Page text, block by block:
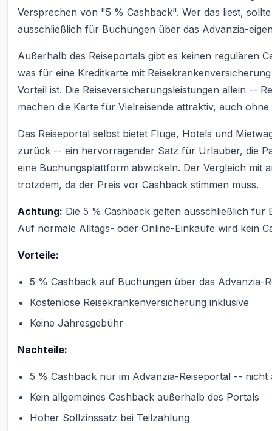
Versprechen von "5 % Cashback". Wer das liest,
ausschließlich für Buchungen über das Advanzia-
Außerhalb des Reiseportals gibt es keinen regulären
was für eine Kreditkarte mit
Vorteil ist. Die Reiseversicherungsleistungen allein --
machen die Karte für Vielreisende attraktiv, auch ohne
Das Reiseportal selbst bietet Flüge, Hotels und
zurück -- ein hervorragender Satz für Urlauber, die
eine Buchungsplattform abwickeln. Der Vergleich mit
trotzdem, da der Preis vor Cashback stimmen muss.
Achtung: Die 5 % Cashback gelten ausschließlich
Auf normale Alltags- oder Online-Einkäufe wird kein
Vorteile:
5 % Cashback auf Buchungen über das Advanzia-
Kostenlose Reisekrankenversicherung inklusive
Keine Jahresgebühr
Nachteile:
5 % Cashback nur im Advanzia-Reiseportal -- nicht
Kein allgemeines Cashback außerhalb des Portals
Hoher Sollzinssatz bei Teilzahlung